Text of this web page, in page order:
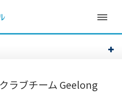
ラブチーム Geelong